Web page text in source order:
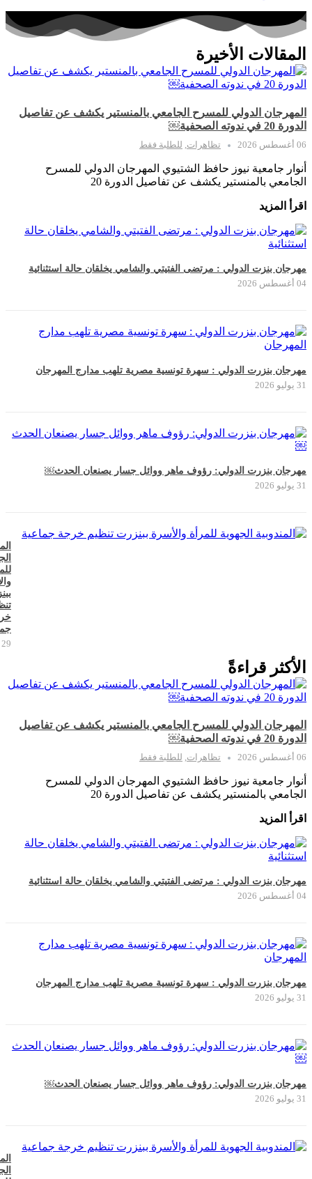
المقالات الأخيرة
المهرجان الدولي للمسرح الجامعي بالمنستير يكشف عن تفاصيل
الدورة 20 في ندوته الصحفية￼
06 أغسطس 2026 تظاهرات للطلبة فقط
أنوار جامعية نيوز حافظ الشتيوي المهرجان الدولي للمسرح
الجامعي بالمنستير يكشف عن تفاصيل الدورة 20
اقرأ المزيد
مهرجان بنزت الدولي : مرتضى الفتيتي والشامي يخلقان حالة استثنائية
04 أغسطس 2026
مهرجان بنزرت الدولي : سهرة تونسية مصرية تلهب مدارج المهرجان
31 يوليو 2026
مهرجان بنزرت الدولي: رؤوف ماهر ووائل جسار يصنعان الحدث￼
31 يوليو 2026
29 يوليو 2026
الأكثر قراءةً
المهرجان الدولي للمسرح الجامعي بالمنستير يكشف عن تفاصيل
الدورة 20 في ندوته الصحفية￼
06 أغسطس 2026 تظاهرات للطلبة فقط
أنوار جامعية نيوز حافظ الشتيوي المهرجان الدولي للمسرح
الجامعي بالمنستير يكشف عن تفاصيل الدورة 20
اقرأ المزيد
مهرجان بنزت الدولي : مرتضى الفتيتي والشامي يخلقان حالة استثنائية
04 أغسطس 2026
مهرجان بنزرت الدولي : سهرة تونسية مصرية تلهب مدارج المهرجان
31 يوليو 2026
مهرجان بنزرت الدولي: رؤوف ماهر ووائل جسار يصنعان الحدث￼
31 يوليو 2026